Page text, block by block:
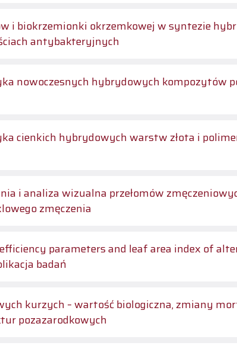
i biokrzemionki okrzemkowej w syntezie
antybakteryjnych
cienkich hybrydowych warstw złota i
i analiza wizualna przełomów
zmęczenia
parameters and leaf area index of
badań
kurzych – wartość biologiczna, zmiany
pozazarodkowych